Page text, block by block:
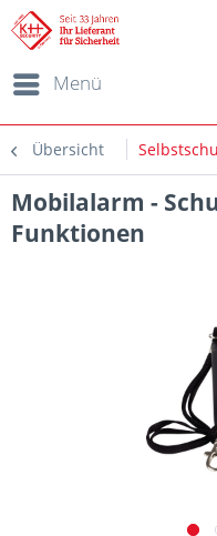
Menü
Übersicht
Mobilalarm -
Funktionen